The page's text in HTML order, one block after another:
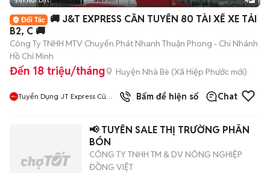
🚚 J&T EXPRESS CẦN TUYỂN 80 TÀI XẾ XE TẢI
B2, C 🚚
Công Ty TNHH MTV Chuyển Phát Nhanh Thuận Phong - Chi Nhánh
Hồ Chí Minh
Đến 18 triệu/tháng Huyện Nhà Bè (Xã Hiệp Phước mới)
Tuyển Dụng JT Express Củ
Bấm để hiện số Chat
📢 TUYỂN SALE THỊ TRƯỜNG PHÂN
BÓN
CÔNG TY TNHH TM & DV NÔNG NGHIỆP
ĐỒNG VIỆT